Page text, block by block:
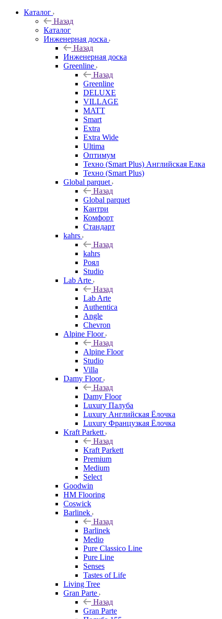
Каталог
Назад
Каталог
Инженерная доска
Назад
Инженерная доска
Greenline
Назад
Greenline
DELUXE
VILLAGE
MATT
Smart
Extra
Extra Wide
Ultima
Оптимум
Техно (Smart Plus) Английская Елка
Техно (Smart Plus)
Global parquet
Назад
Global parquet
Кантри
Комфорт
Стандарт
kahrs
Назад
kahrs
Роял
Studio
Lab Arte
Назад
Lab Arte
Authentica
Angle
Chevron
Alpine Floor
Назад
Alpine Floor
Studio
Villa
Damy Floor
Назад
Damy Floor
Luxury Палуба
Luxury Английская Ёлочка
Luxury Французкая Ёлочка
Kraft Parkett
Назад
Kraft Parkett
Premium
Medium
Select
Goodwin
HM Flooring
Coswick
Barlinek
Назад
Barlinek
Medio
Pure Classico Line
Pure Line
Senses
Tastes of Life
Living Tree
Gran Parte
Назад
Gran Parte